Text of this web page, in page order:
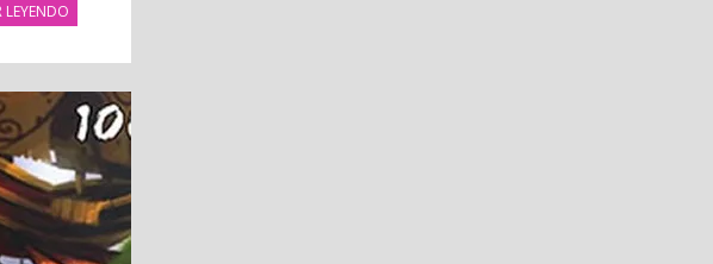
LEYENDO